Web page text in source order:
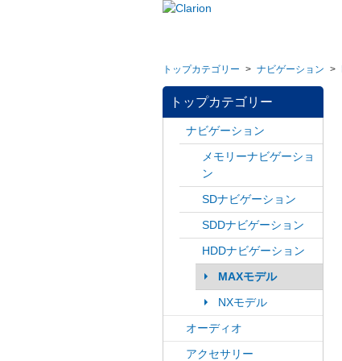
トップカテゴリー > ナビゲーション >
トップカテゴリー
ナビゲーション
メモリーナビゲーショ
ン
SDナビゲーション
SDDナビゲーション
HDDナビゲーション
MAXモデル
NXモデル
オーディオ
アクセサリー